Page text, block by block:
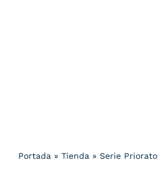
Portada » Tienda » Serie Priorato